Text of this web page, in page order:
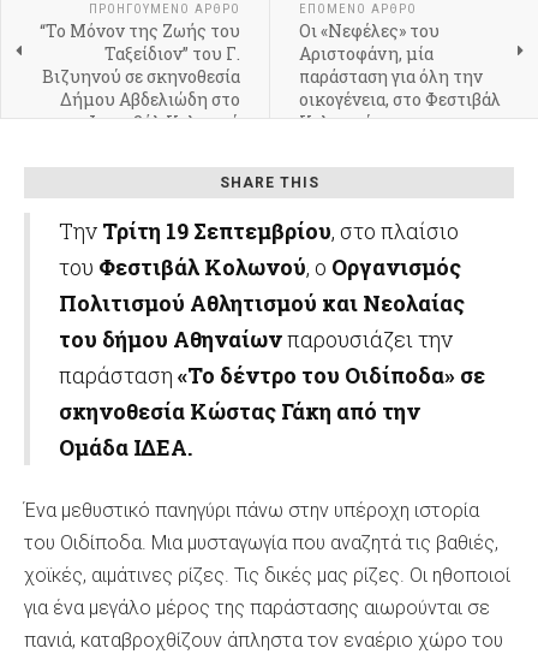
ΠΡΟΗΓΟΎΜΕΝΟ ΆΡΘΡΟ
“Το Μόνον της Ζωής του
Ταξείδιον” του Γ.
Βιζυηνού σε σκηνοθεσία
Δήμου Αβδελιώδη στο
Φεστιβάλ Κολωνού
ΕΠΌΜΕΝΟ ΆΡΘΡΟ
Οι «Νεφέλες» του
Αριστοφάνη, μία
παράσταση για όλη την
οικογένεια, στο Φεστιβάλ
Κολωνού
SHARE THIS
Την Τρίτη 19 Σεπτεμβρίου, στο πλαίσιο
του Φεστιβάλ Κολωνού, ο Οργανισμός
Πολιτισμού Αθλητισμού και Νεολαίας
του δήμου Αθηναίωνπαρουσιάζει την
παράσταση «Το δέντρο του Οιδίποδα» σε
σκηνοθεσία Κώστας Γάκη από την
Ομάδα ΙΔΕΑ.
Ένα μεθυστικό πανηγύρι πάνω στην υπέροχη ιστορία
του Οιδίποδα. Μια μυσταγωγία που αναζητά τις βαθιές,
χοϊκές, αιμάτινες ρίζες. Τις δικές μας ρίζες. Οι ηθοποιοί
για ένα μεγάλο μέρος της παράστασης αιωρούνται σε
πανιά, καταβροχθίζουν άπληστα τον εναέριο χώρο του